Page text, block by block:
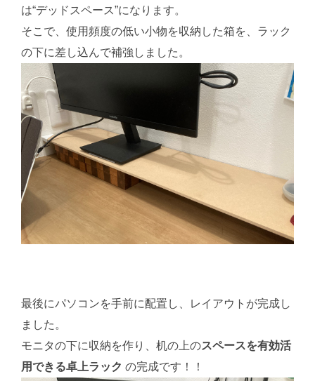
は“デッドスペース”になります。
そこで、使用頻度の低い小物を収納した箱を、ラック
の下に差し込んで補強しました。
最後にパソコンを手前に配置し、レイアウトが完成し
ました。
モニタの下に収納を作り、机の上のスペースを有効活
用できる卓上ラック の完成です！！